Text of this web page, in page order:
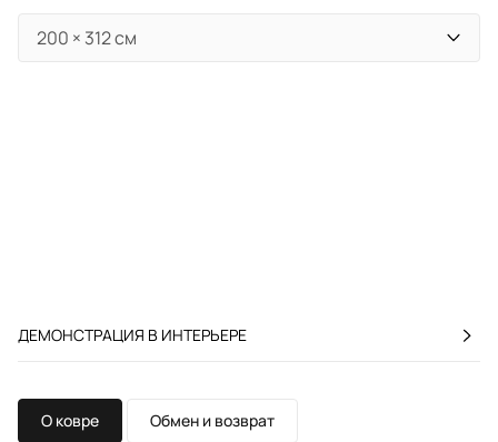
ДЕМОНСТРАЦИЯ В ИНТЕРЬЕРЕ
О ковре Обмен и возврат